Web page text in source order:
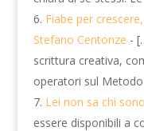
Fiabe per
Stefano Centonze -
scrittura creativa,
operatori sul
Lei non sa chi
essere disponibili a